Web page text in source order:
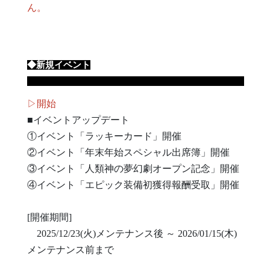
ん。
◆新規イベント
▷開始
■イベントアップデート
①イベント「ラッキーカード」開催
②イベント「年末年始スペシャル出席簿」開催
③イベント「人類神の夢幻劇オープン記念」開催
④イベント「エピック装備初獲得報酬受取」開催
[開催期間]
2025/12/23(火)メンテナンス後 ～ 2026/01/15(木)
メンテナンス前まで